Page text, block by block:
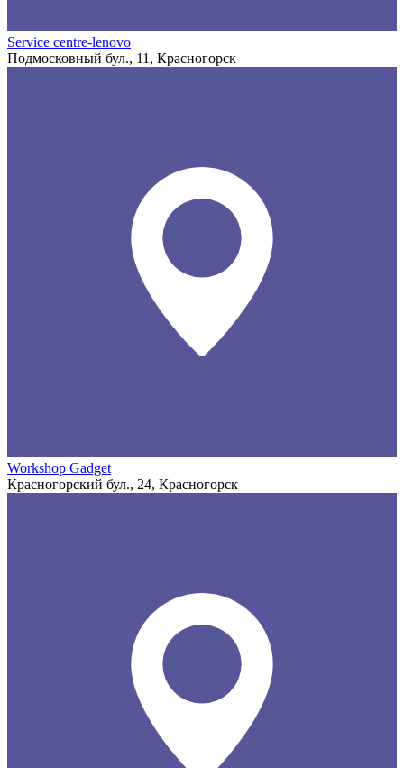
Service centre-lenovo
Подмосковный бул., 11, Красногорск
Workshop Gadget
Красногорский бул., 24, Красногорск